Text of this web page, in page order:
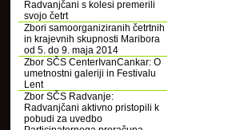
Radvanjčani s kolesi premerili
svojo četrt
Zbori samoorganiziranih četrtnih
in krajevnih skupnosti Maribora
od 5. do 9. maja 2014
Zbor SČS CenterIvanCankar: O
umetnostni galeriji in Festivalu
Lent
Zbor SČS Radvanje:
Radvanjčani aktivno pristopili k
pobudi za uvedbo